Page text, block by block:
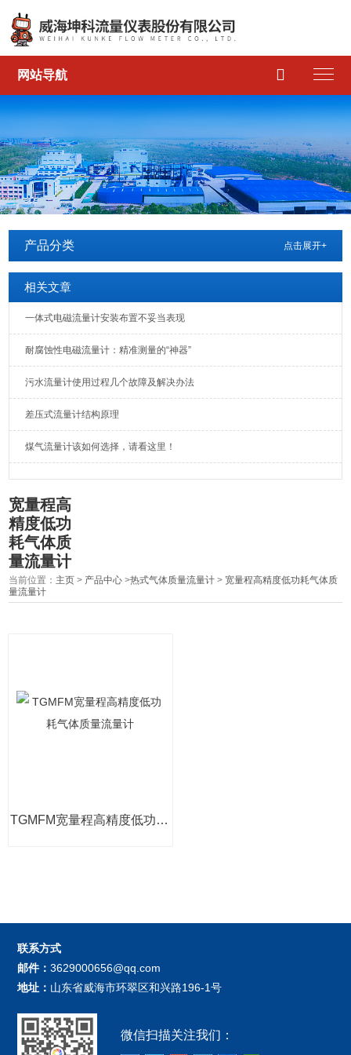
网站导航 
产品分类 点击展开+
相关文章
一体式电磁流量计安装布置不妥当表现
耐腐蚀性电磁流量计：精准测量的“神器”
污水流量计使用过程几个故障及解决办法
差压式流量计结构原理
煤气流量计该如何选择，请看这里！
宽量程高
精度低功
耗气体质
量流量计
当前位置： 主页 > 产品中心 >热式气体质量流量计 > 宽量程高精度低功耗气体质
量流量计
TGMFM宽量程高精度低功耗气体质量流量计
联系方式
邮件：3629000656@qq.com
地址： 山东省威海市环翠区和兴路196-1号
微信扫描关注我们：